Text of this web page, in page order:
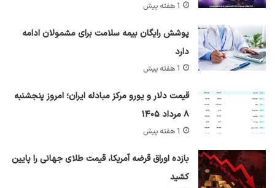
1 هفته پیش
پوشش رایگان بیمه سلامت برای مشمولان ادامه
دارد
1 هفته پیش
قیمت دلار و یورو مرکز مبادله ایران؛ امروز پنجشنبه
۸ مرداد ۱۴۰۵
1 هفته پیش
بازده اوراق قرضه آمریکا، قیمت طلای جهانی را پایین
کشید